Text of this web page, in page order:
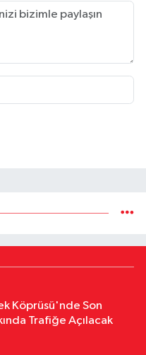
Köprüsü'nde Son
Trafiğe Açılacak